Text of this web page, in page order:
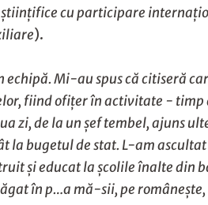
ştiinţifice cu participare
).
Mi-au spus că citiseră
fiind ofiţer în activitate -
zi, de la un şef tembel, ajuns
la bugetul de stat. L-am
şi educat la şcolile înalte din
în p…a mă-sii, pe